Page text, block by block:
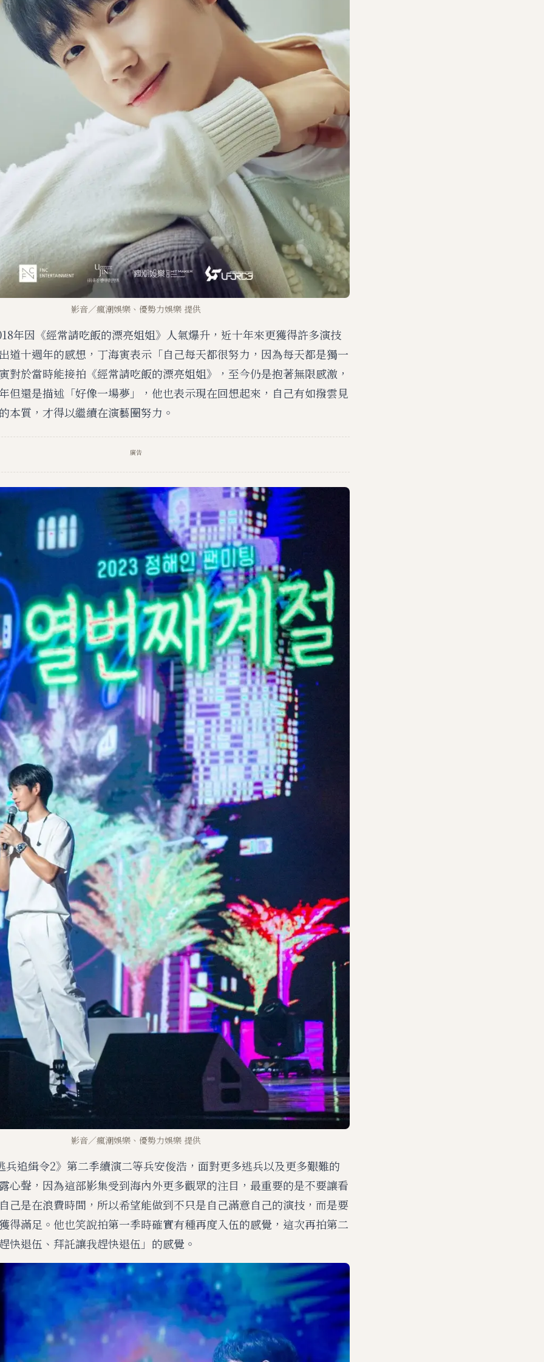
影音／瘋潮娛樂、優勢力娛樂 提供
年因《經常請吃飯的漂亮姐姐》人氣爆升，近十年來更獲得許多演技
道十週年的感想，丁海寅表示「自己每天都很努力，因為每天都是獨一
對於當時能接拍《經常請吃飯的漂亮姐姐》，至今仍是抱著無限感激，
但還是描述「好像一場夢」，他也表示現在回想起來，自己有如撥雲見
本質，才得以繼續在演藝圈努力。
廣告
影音／瘋潮娛樂、優勢力娛樂 提供
兵追緝令2》第二季續演二等兵安俊浩，面對更多逃兵以及更多艱難的
心聲，因為這部影集受到海內外更多觀眾的注目，最重要的是不要讓看
己是在浪費時間，所以希望能做到不只是自己滿意自己的演技，而是要
得滿足。他也笑說拍第一季時確實有種再度入伍的感覺，這次再拍第二
快退伍、拜託讓我趕快退伍」的感覺。